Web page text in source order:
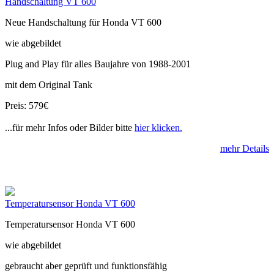
Neue Handschaltung für Honda VT 600
wie abgebildet
Plug and Play für alles Baujahre von 1988-2001
mit dem Original Tank
Preis: 579€
...für mehr Infos oder Bilder bitte hier klicken.
mehr Details
Temperatursensor Honda VT 600
Temperatursensor Honda VT 600
wie abgebildet
gebraucht aber geprüft und funktionsfähig